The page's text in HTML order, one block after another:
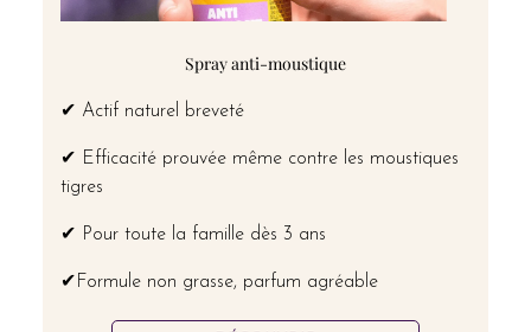
Spray anti-moustique
✔ Actif naturel breveté
✔ Efficacité prouvée même contre les moustiques
tigres
✔ Pour toute la famille dès 3 ans
✔Formule non grasse, parfum agréable